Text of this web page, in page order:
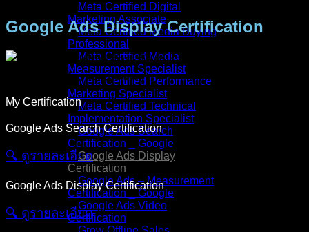
Meta Certified Digital
Marketing Associate
Meta Certified Media Buying
Professional
Meta Certified Media
Measurement Specialist
Meta Certified Performance
Marketing Specialist
Meta Certified Technical
Implementation Specialist
Google Ads Search
Certification _ Google
Google Ads Display
Certification
Google Ads – Measurement
Certification _ Google
Google Ads Video
Certification
Google Ads Display Certification
My Certification
Google Ads Search Certification
🔍︎ ดูรายละเอียด
Google Ads Display Certification
🔍︎ ดูรายละเอียด